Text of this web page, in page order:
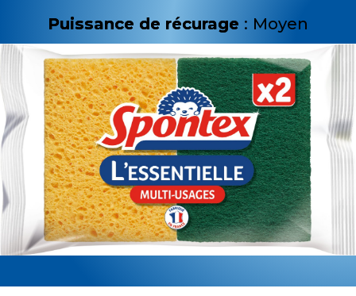
Puissance de récurage : Moyen